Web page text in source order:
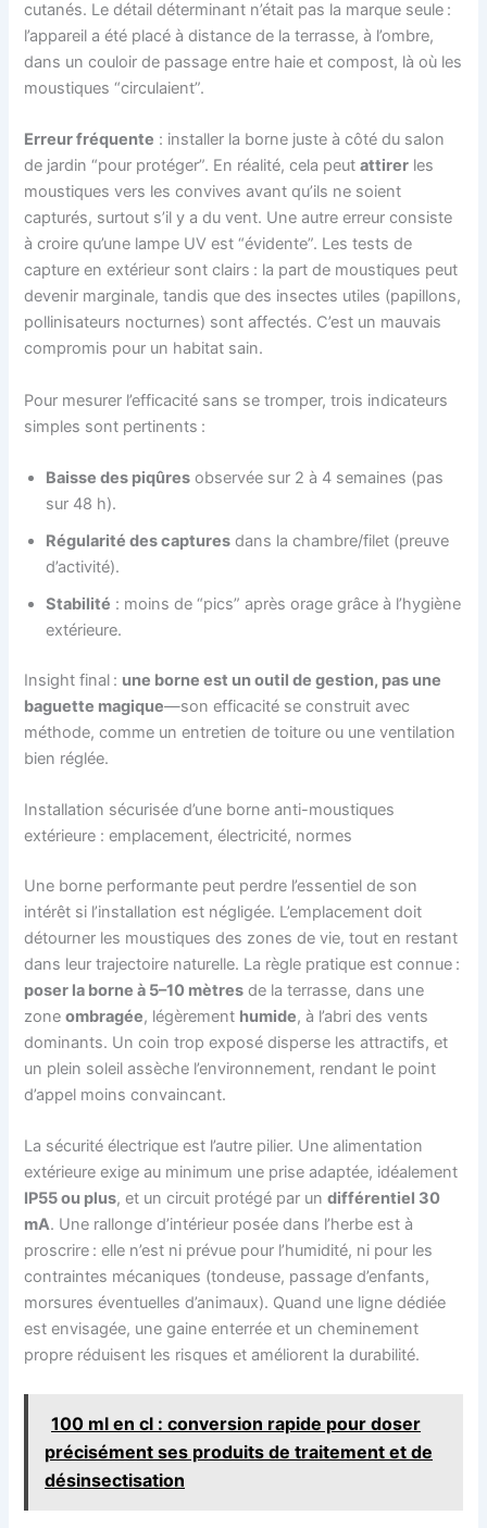
cutanés. Le détail déterminant n’était pas la marque seule :
l’appareil a été placé à distance de la terrasse, à l’ombre,
dans un couloir de passage entre haie et compost, là où les
moustiques “circulaient”.
Erreur fréquente : installer la borne juste à côté du salon
de jardin “pour protéger”. En réalité, cela peutattirer les
moustiques vers les convives avant qu’ils ne soient
capturés, surtout s’il y a du vent. Une autre erreur consiste
à croire qu’une lampe UV est “évidente”. Les tests de
capture en extérieur sont clairs : la part de moustiques peut
devenir marginale, tandis que des insectes utiles (papillons,
pollinisateurs nocturnes) sont affectés. C’est un mauvais
compromis pour un habitat sain.
Pour mesurer l’efficacité sans se tromper, trois indicateurs
simples sont pertinents :
Baisse des piqûres observée sur 2 à 4 semaines (pas
sur 48 h).
Régularité des captures dans la chambre/filet (preuve
d’activité).
Stabilité : moins de “pics” après orage grâce à l’hygiène
extérieure.
Insight final : une borne est un outil de gestion, pas une
baguette magique—son efficacité se construit avec
méthode, comme un entretien de toiture ou une ventilation
bien réglée.
Installation sécurisée d’une borne anti-moustiques
extérieure : emplacement, électricité, normes
Une borne performante peut perdre l’essentiel de son
intérêt si l’installation est négligée. L’emplacement doit
détourner les moustiques des zones de vie, tout en restant
dans leur trajectoire naturelle. La règle pratique est connue :
poser la borne à 5–10 mètres de la terrasse, dans une
zoneombragée, légèrement humide, à l’abri des vents
dominants. Un coin trop exposé disperse les attractifs, et
un plein soleil assèche l’environnement, rendant le point
d’appel moins convaincant.
La sécurité électrique est l’autre pilier. Une alimentation
extérieure exige au minimum une prise adaptée, idéalement
IP55 ou plus, et un circuit protégé par undifférentiel 30
mA. Une rallonge d’intérieur posée dans l’herbe est à
proscrire : elle n’est ni prévue pour l’humidité, ni pour les
contraintes mécaniques (tondeuse, passage d’enfants,
morsures éventuelles d’animaux). Quand une ligne dédiée
est envisagée, une gaine enterrée et un cheminement
propre réduisent les risques et améliorent la durabilité.
100 ml en cl : conversion rapide pour doser
précisément ses produits de traitement et de
désinsectisation